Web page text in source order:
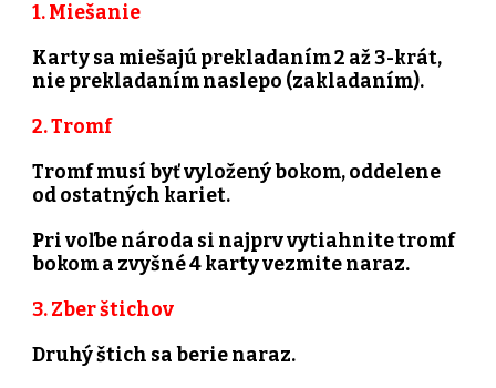
1. Miešanie
Karty sa miešajú prekladaním 2 až 3-krát,
nie prekladaním naslepo (zakladaním).
2. Tromf
Tromf musí byť vyložený bokom, oddelene
od ostatných kariet.
Pri voľbe národa si najprv vytiahnite tromf
bokom a zvyšné 4 karty vezmite naraz.
3. Zber štichov
Druhý štich sa berie naraz.